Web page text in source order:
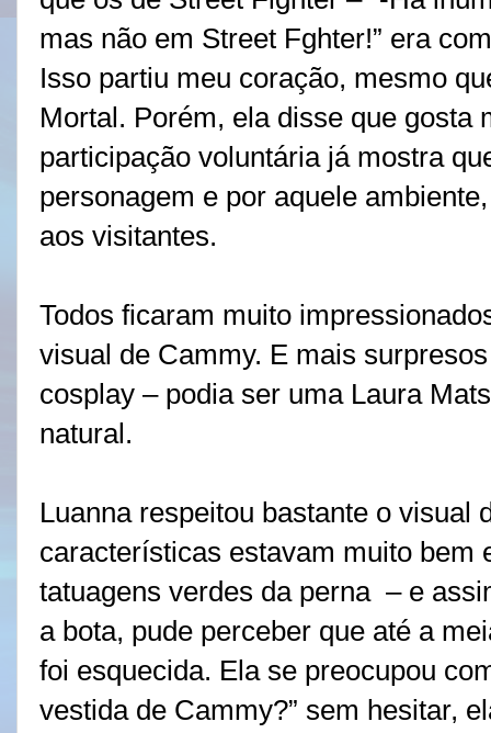
mas não em Street Fghter!” era
Isso partiu meu coração, mesmo
Mortal. Porém, ela disse que gosta
participação voluntária já mostra
personagem e por aquele
aos visitantes.
Todos ficaram muito
visual de Cammy. E mais
cosplay – podia ser uma Laura
natural.
Luanna respeitou bastante o visual
características estavam muito bem
tatuagens verdes da perna – e
a bota, pude perceber que até a
foi esquecida. Ela se preocupou
vestida de Cammy?” sem hesitar,